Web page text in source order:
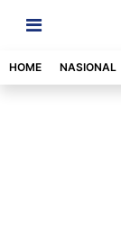
HOME NASIONAL